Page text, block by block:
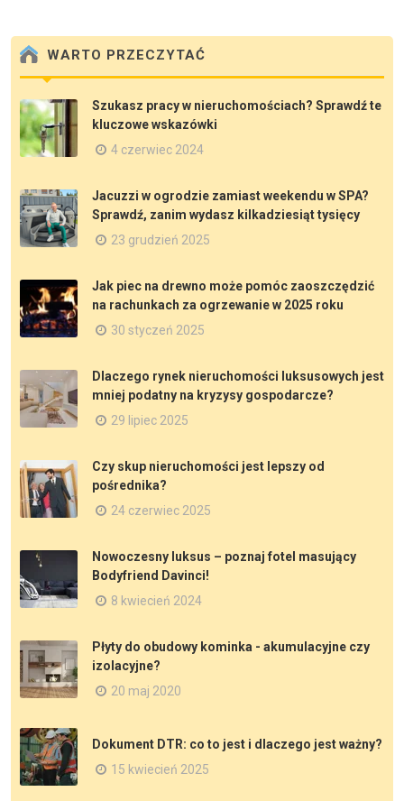
WARTO PRZECZYTAĆ
Szukasz pracy w nieruchomościach? Sprawdź te
kluczowe wskazówki
4 czerwiec 2024
Jacuzzi w ogrodzie zamiast weekendu w SPA?
Sprawdź, zanim wydasz kilkadziesiąt tysięcy
23 grudzień 2025
Jak piec na drewno może pomóc zaoszczędzić
na rachunkach za ogrzewanie w 2025 roku
30 styczeń 2025
Dlaczego rynek nieruchomości luksusowych jest
mniej podatny na kryzysy gospodarcze?
29 lipiec 2025
Czy skup nieruchomości jest lepszy od
pośrednika?
24 czerwiec 2025
Nowoczesny luksus – poznaj fotel masujący
Bodyfriend Davinci!
8 kwiecień 2024
Płyty do obudowy kominka - akumulacyjne czy
izolacyjne?
20 maj 2020
Dokument DTR: co to jest i dlaczego jest ważny?
15 kwiecień 2025